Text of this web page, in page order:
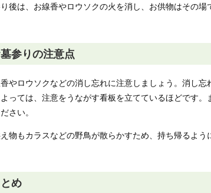
後は、お線香やロウソクの火を消し、お供物はその場
参りの注意点
やロウソクなどの消し忘れに注意しましょう。消し
っては、注意をうながす看板を立てているほどです
さい。
物もカラスなどの野鳥が散らかすため、持ち帰るよう
め